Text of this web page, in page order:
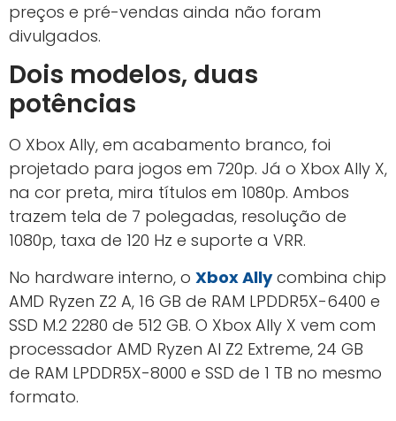
preços e pré-vendas ainda não foram
divulgados.
Dois modelos, duas
potências
O Xbox Ally, em acabamento branco, foi
projetado para jogos em 720p. Já o Xbox Ally X,
na cor preta, mira títulos em 1080p. Ambos
trazem tela de 7 polegadas, resolução de
1080p, taxa de 120 Hz e suporte a VRR.
No hardware interno, o Xbox Allycombina chip
AMD Ryzen Z2 A, 16 GB de RAM LPDDR5X-6400 e
SSD M.2 2280 de 512 GB. O Xbox Ally X vem com
processador AMD Ryzen AI Z2 Extreme, 24 GB
de RAM LPDDR5X-8000 e SSD de 1 TB no mesmo
formato.